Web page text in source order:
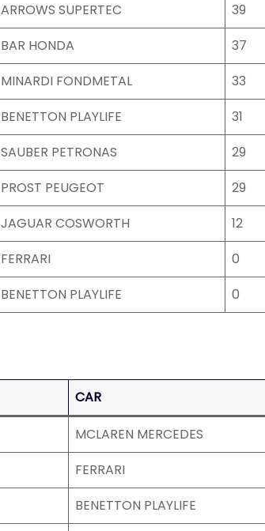
ARROWS SUPERTEC 39
BAR HONDA 37
MINARDI FONDMETAL 33
BENETTON PLAYLIFE 31
SAUBER PETRONAS 29
PROST PEUGEOT 29
JAGUAR COSWORTH 12
FERRARI 0
BENETTON PLAYLIFE 0
CAR
MCLAREN MERCEDES
FERRARI
BENETTON PLAYLIFE